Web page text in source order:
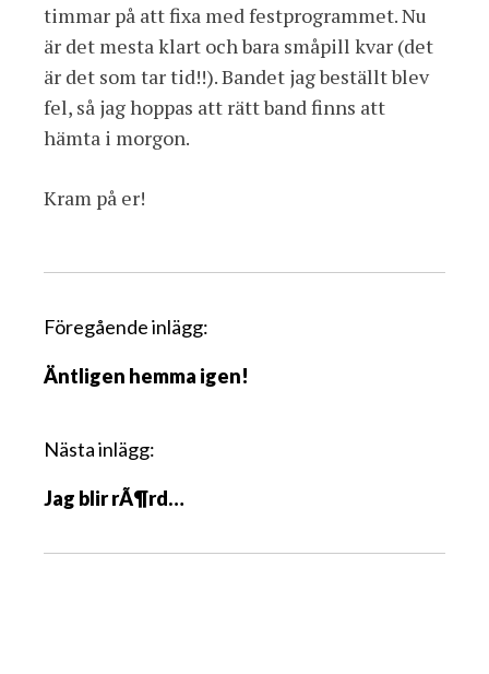
timmar på att fixa med festprogrammet. Nu
är det mesta klart och bara småpill kvar (det
är det som tar tid!!). Bandet jag beställt blev
fel, så jag hoppas att rätt band finns att
hämta i morgon.
Kram på er!
I
l
g
s
a
Föregående inlägg:
Äntligen hemma igen!
Nästa inlägg:
Jag blir rÃ¶rd…